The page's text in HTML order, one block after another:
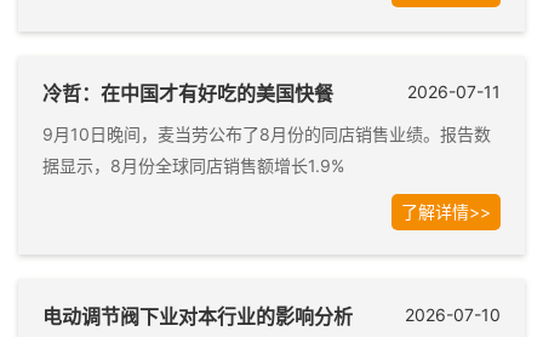
冷哲：在中国才有好吃的美国快餐 2026-07-11
9月10日晚间，麦当劳公布了8月份的同店销售业绩。报告数
据显示，8月份全球同店销售额增长1.9%
了解详情>>
电动调节阀下业对本行业的影响分析 2026-07-10